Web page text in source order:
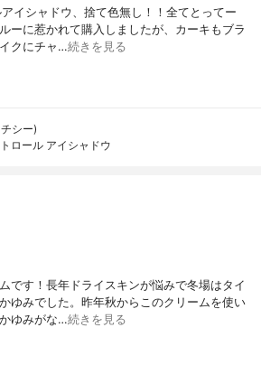
イシャドウ、捨て色無し！！全てとってー
ーに惹かれて購入しましたが、カーキもブラ
クにチャ…続きを見る
シー)
ロール アイシャドウ
です！長年ドライスキンが悩みで冬場はタイ
ゆみでした。昨年秋からこのクリームを使い
ゆみがな…続きを見る